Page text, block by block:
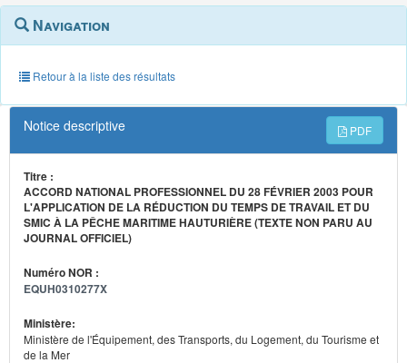
Navigation
outils
annexes
Menu
contextuel
Navigation
Retour à la liste des résultats
Notice descriptive PDF
Titre :
ACCORD NATIONAL PROFESSIONNEL DU 28 FÉVRIER 2003 POUR
L'APPLICATION DE LA RÉDUCTION DU TEMPS DE TRAVAIL ET DU
SMIC À LA PÊCHE MARITIME HAUTURIÈRE (TEXTE NON PARU AU
JOURNAL OFFICIEL)
Numéro NOR :
EQUH0310277X
Ministère:
Ministère de l'Équipement, des Transports, du Logement, du Tourisme et
de la Mer